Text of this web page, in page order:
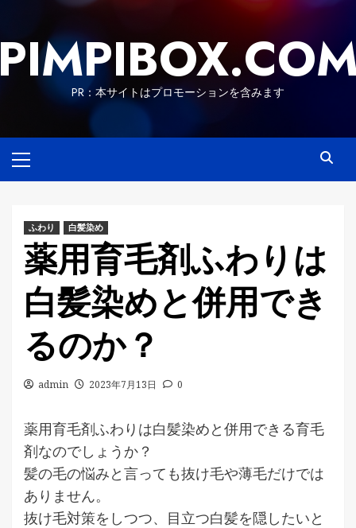
content
PR：本サイトはプロモーションを含みます
Menu
ふわり 白髪染め
薬用育毛剤ふわりは
白髪染めと併用でき
るのか？
admin 2023年7月13日 0
薬用育毛剤ふわりは白髪染めと併用できる育毛
剤なのでしょうか？
髪の毛の悩みと言っても抜け毛や薄毛だけでは
ありません。
抜け毛対策をしつつ、目立つ白髪を隠したいと